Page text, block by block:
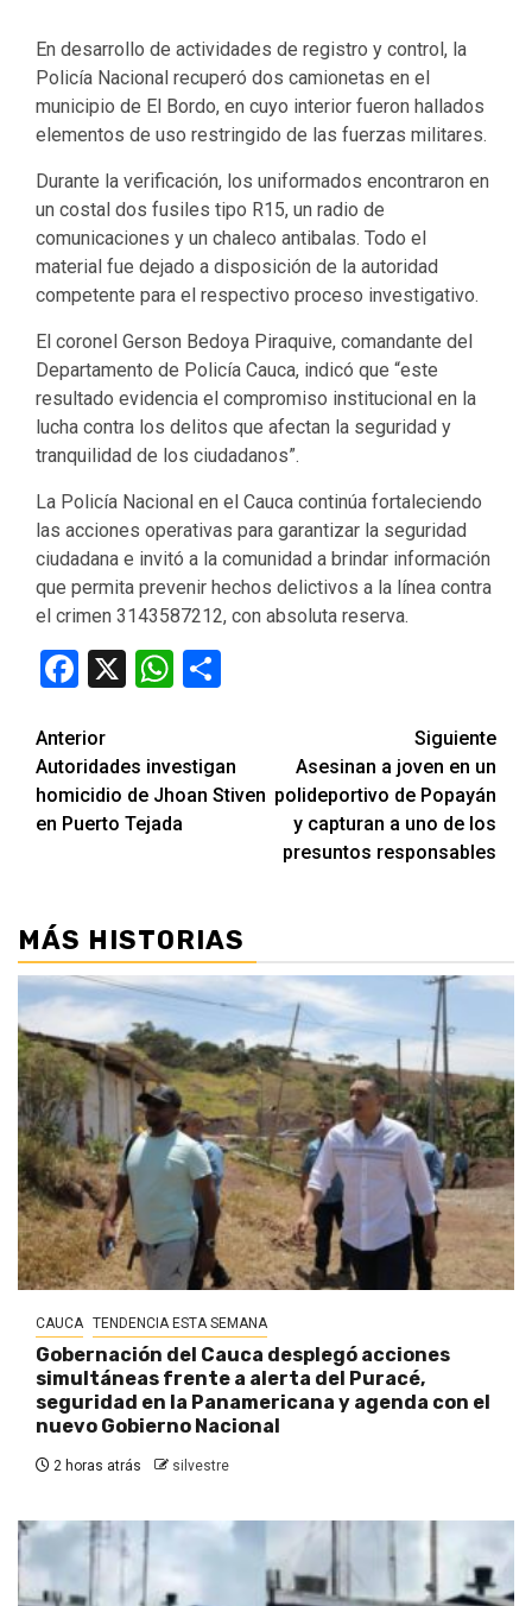
En desarrollo de actividades de registro y control, la
Policía Nacional recuperó dos camionetas en el
municipio de El Bordo, en cuyo interior fueron hallados
elementos de uso restringido de las fuerzas militares.
Durante la verificación, los uniformados encontraron en
un costal dos fusiles tipo R15, un radio de
comunicaciones y un chaleco antibalas. Todo el
material fue dejado a disposición de la autoridad
competente para el respectivo proceso investigativo.
El coronel Gerson Bedoya Piraquive, comandante del
Departamento de Policía Cauca, indicó que “este
resultado evidencia el compromiso institucional en la
lucha contra los delitos que afectan la seguridad y
tranquilidad de los ciudadanos”.
La Policía Nacional en el Cauca continúa fortaleciendo
las acciones operativas para garantizar la seguridad
ciudadana e invitó a la comunidad a brindar información
que permita prevenir hechos delictivos a la línea contra
el crimen 3143587212, con absoluta reserva.
Facebook
X WhatsApp
Seguir
leyendo
Anterior
Autoridades investigan
homicidio de Jhoan Stiven
en Puerto Tejada
Siguiente
Asesinan a joven en un
polideportivo de Popayán
y capturan a uno de los
presuntos responsables
MÁS HISTORIAS
CAUCA TENDENCIA ESTA SEMANA
Gobernación del Cauca desplegó acciones
simultáneas frente a alerta del Puracé,
seguridad en la Panamericana y agenda con el
nuevo Gobierno Nacional
2 horas atrás silvestre